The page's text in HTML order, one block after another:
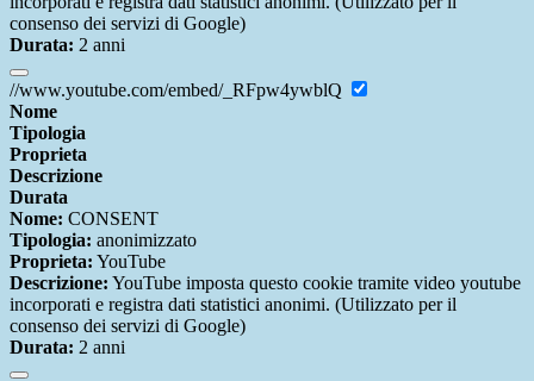
consenso dei servizi di Google)
Durata: 2 anni
//www.youtube.com/embed/_RFpw4ywblQ
Nome
Tipologia
Proprieta
Descrizione
Durata
Nome: CONSENT
Tipologia: anonimizzato
Proprieta: YouTube
Descrizione: YouTube imposta questo cookie tramite video youtube
incorporati e registra dati statistici anonimi. (Utilizzato per il
consenso dei servizi di Google)
Durata: 2 anni